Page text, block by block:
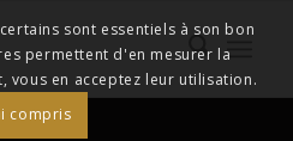
sont essentiels à son bon
permettent d'en mesurer la
vous en acceptez leur utilisation.
compris